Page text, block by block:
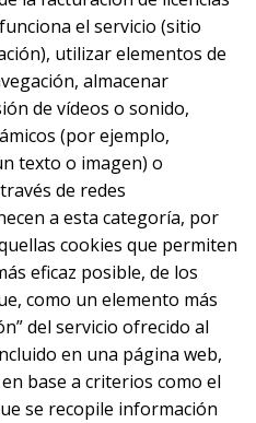
el servicio (sitio
utilizar elementos de
almacenar
de vídeos o sonido,
(por ejemplo,
texto o imagen) o
de redes
a esta categoría, por
cookies que permiten
eficaz posible, de los
como un elemento más
del servicio ofrecido al
en una página web,
base a criterios como el
se recopile información